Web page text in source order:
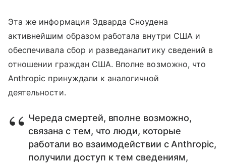
Эта же информация Эдварда Сноудена
активнейшим образом работала внутри США и
обеспечивала сбор и разведаналитику сведений в
отношении граждан США. Вполне возможно, что
Anthropic принуждали к аналогичной
деятельности.
Череда смертей, вполне возможно,
связана с тем, что люди, которые
работали во взаимодействии с Anthropic,
получили доступ к тем сведениям,